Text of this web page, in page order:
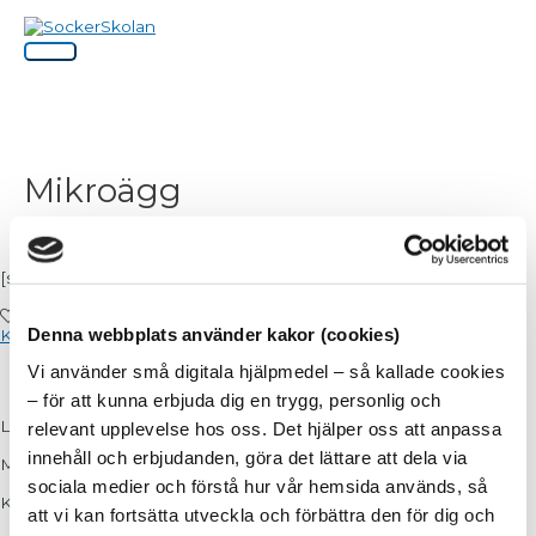
Denna webbplats använder kakor (cookies)
Vi använder små digitala hjälpmedel – så kallade cookies
– för att kunna erbjuda dig en trygg, personlig och
relevant upplevelse hos oss. Det hjälper oss att anpassa
innehåll och erbjudanden, göra det lättare att dela via
sociala medier och förstå hur vår hemsida används, så
att vi kan fortsätta utveckla och förbättra den för dig och
innehåll
Mikroägg
[ss_featured_image]
Klicka för att gilla!
2 Ägg
2 – 3 msk Bregott/Kokosfett
Lägg fettet i en skål eller djup tallrik.
Mikra på full effekt i 15 sek.
Knäck i 2 ägg och vispa om med en gaffel.